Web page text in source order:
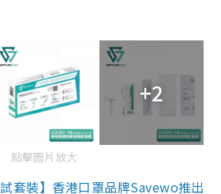
+2
點擊圖片放大
套裝】香港口罩品牌Savewo推出